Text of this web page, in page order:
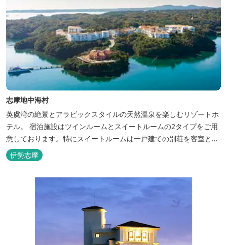
志摩地中海村
英虞湾の絶景とアラビックスタイルの天然温泉を楽しむリゾートホ
テル。 宿泊施設はツインルームとスイートルームの2タイプをご用
意しております。特にスイートルームは一戸建ての別荘を客室とし
てリニューアル♪120平米の驚きの広さとこだわりの調度品が自慢
です！ スペイン１ツ星レストランと提携したレストランでのお食事
房にてモザイクタイル...
伊勢志摩